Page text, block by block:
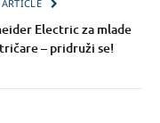
ARTICLE
Electric za mlade
– pridruži se!